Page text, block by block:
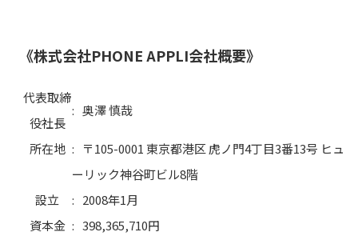
《株式会社PHONE APPLI会社概要》
代表取締
役社長
: 奥澤 慎哉
所在地 :
〒105-0001 東京都港区 虎ノ門4丁目3番13号 ヒュ
ーリック神谷町ビル8階
設立
: 2008年1月
資本金 : 398,365,710円